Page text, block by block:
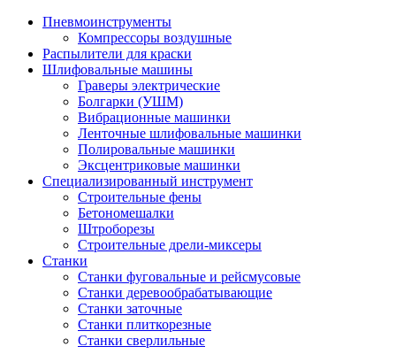
Пневмоинструменты
Компрессоры воздушные
Распылители для краски
Шлифовальные машины
Граверы электрические
Болгарки (УШМ)
Вибрационные машинки
Ленточные шлифовальные машинки
Полировальные машинки
Эксцентриковые машинки
Специализированный инструмент
Строительные фены
Бетономешалки
Штроборезы
Строительные дрели-миксеры
Станки
Станки фуговальные и рейсмусовые
Станки деревообрабатывающие
Станки заточные
Станки плиткорезные
Станки сверлильные